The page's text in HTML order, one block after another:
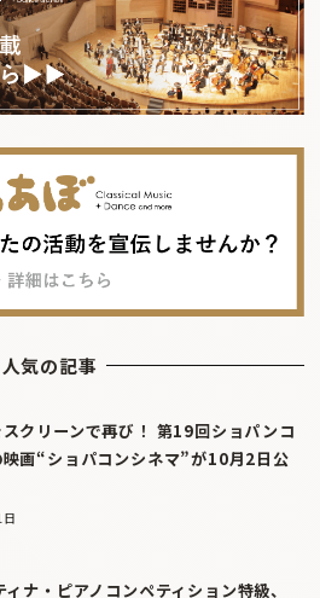
人気の記事
クリーンで再び！ 第19回ショパンコ
映画“ショパコンシネマ”が10月2日公
ナ・ピアノコンペティション特級、